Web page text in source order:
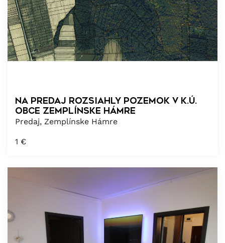
Na predaj rozsiahly pozemok v k.ú.
obce Zemplínske Hámre
Predaj, Zemplínske Hámre
1 €